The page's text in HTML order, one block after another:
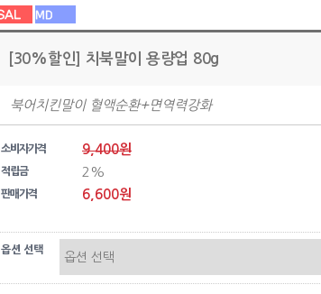
[30%할인] 치북말이 용량업 80g
북어치킨말이 혈액순환+면역력강화
소비자가격 9,400원
적립금 2%
판매가격 6,600원
옵션 선택